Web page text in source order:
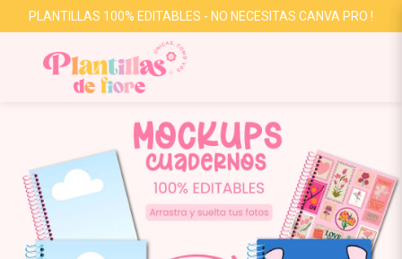
PLANTILLAS 100% EDITABLES - NO NECESITAS CANVA PRO !